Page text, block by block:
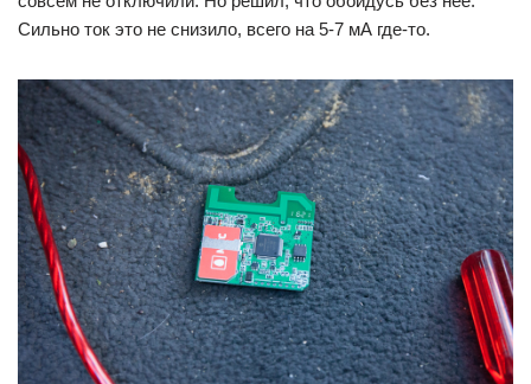
Сильно ток это не снизило, всего на 5-7 мА где-то.